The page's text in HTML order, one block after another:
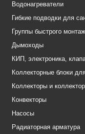
Водонагреватели
Гибкие подводки для
Группы быстрого
Дымоходы
КИП, электроника,
Коллекторные блоки
Коллекторы и
Конвекторы
Насосы
Радиаторная арматура